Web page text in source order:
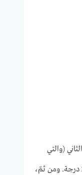
(والتي
افترضنا أنها “م”). يتم ذلك عبر جمع قياسات الزوايا المعلومة أولاً: 81 + 145 + 55 = 281 درجة. ومن ثمّ،